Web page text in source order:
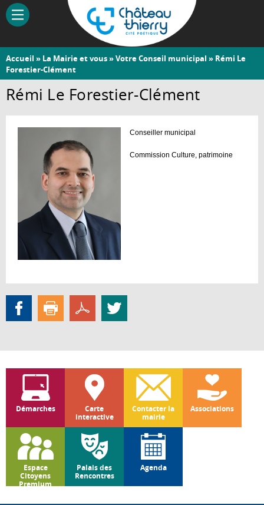
Aller
contenu
Château-
Thierry
Vous
êtes
ici
Accueil » La Mairie et vous»Votre Conseil municipal » Rémi Le
Forestier-Clément
Rémi Le Forestier-Clément
Conseiller municipal
Commission Culture, patrimoine
Démarches
Carte
interactive
Contacter la
mairie
Associations
Espace
Citoyens
Premium
Palais des
Rencontres
Agenda